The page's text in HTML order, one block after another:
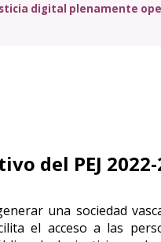
digital plenamente
del PEJ 2022-
una sociedad
el acceso a las